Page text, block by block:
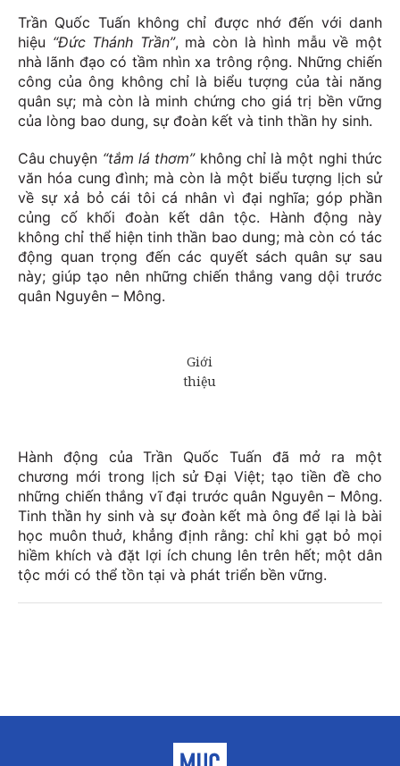
Trần Quốc Tuấn không chỉ được nhớ đến với danh
hiệu “Đức Thánh Trần”, mà còn là hình mẫu về một
nhà lãnh đạo có tầm nhìn xa trông rộng. Những chiến
công của ông không chỉ là biểu tượng của tài năng
quân sự; mà còn là minh chứng cho giá trị bền vững
của lòng bao dung, sự đoàn kết và tinh thần hy sinh.
Câu chuyện “tắm lá thơm”không chỉ là một nghi thức
văn hóa cung đình; mà còn là một biểu tượng lịch sử
về sự xả bỏ cái tôi cá nhân vì đại nghĩa; góp phần
củng cố khối đoàn kết dân tộc. Hành động này
không chỉ thể hiện tinh thần bao dung; mà còn có tác
động quan trọng đến các quyết sách quân sự sau
này; giúp tạo nên những chiến thắng vang dội trước
quân Nguyên – Mông.
Hành động của Trần Quốc Tuấn đã mở ra một
chương mới trong lịch sử Đại Việt; tạo tiền đề cho
những chiến thắng vĩ đại trước quân Nguyên – Mông.
Tinh thần hy sinh và sự đoàn kết mà ông để lại là bài
học muôn thuở, khẳng định rằng: chỉ khi gạt bỏ mọi
hiềm khích và đặt lợi ích chung lên trên hết; một dân
tộc mới có thể tồn tại và phát triển bền vững.